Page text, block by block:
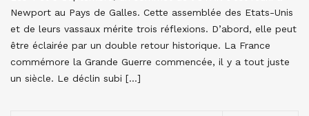
Newport au Pays de Galles. Cette assemblée des Etats-Unis
et de leurs vassaux mérite trois réflexions. D’abord, elle peut
être éclairée par un double retour historique. La France
commémore la Grande Guerre commencée, il y a tout juste
un siècle. Le déclin subi […]